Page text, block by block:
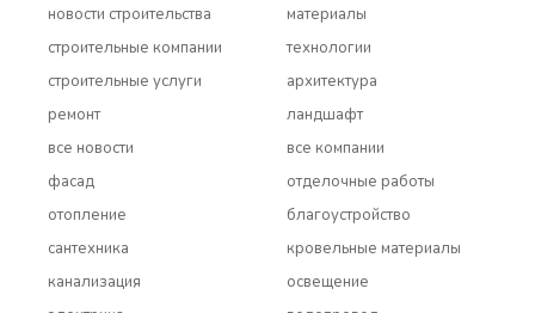
новости строительства
строительные компании
строительные услуги
ремонт
все новости
материалы
технологии
архитектура
ландшафт
все компании
фасад
отопление
сантехника
канализация
отделочные работы
благоустройство
кровельные материалы
освещение